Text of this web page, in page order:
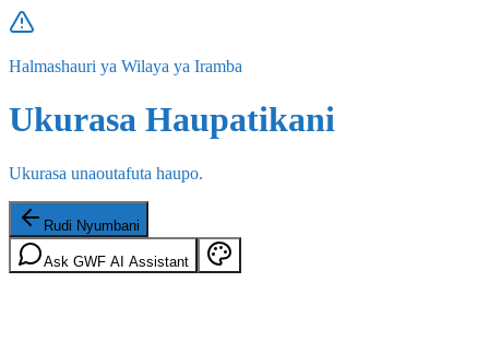
Halmashauri ya Wilaya ya Iramba
Ukurasa Haupatikani
Ukurasa unaoutafuta haupo.
Rudi Nyumbani
Ask GWF AI Assistant